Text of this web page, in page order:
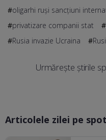
oligarhi ruși sancțiuni
privatizare companii stat
Rusia invazie Ucraina
Urmărește știrile
Articolele zilei pe